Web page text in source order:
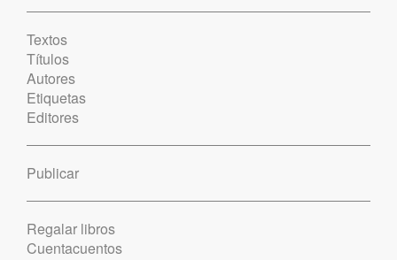
Textos
Títulos
Autores
Etiquetas
Editores
Publicar
Regalar libros
Cuentacuentos